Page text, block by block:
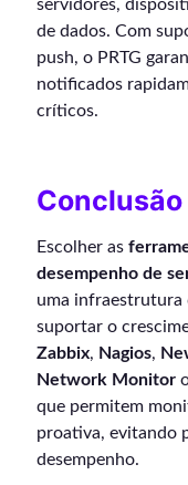
servidores,
de dados. Com
push, o PRTG
notificados
críticos.
Conclusão
Escolher as
desempenho de
uma infraestrutura
suportar o
Zabbix, Nagios,
Network Monitor
que permitem
proativa, evitando
desempenho.